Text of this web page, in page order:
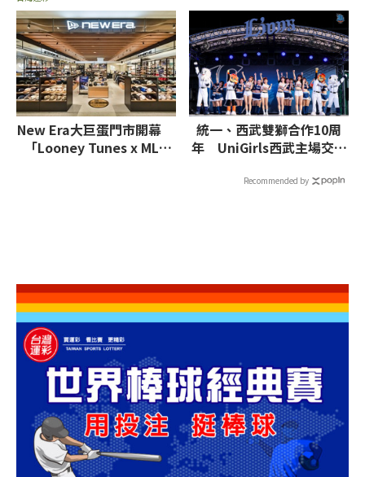
New Era大巨蛋門市開幕
「Looney Tunes x MLB
統一、西武雙獅合作10周
年 UniGirls西武主場交流
Recommended by